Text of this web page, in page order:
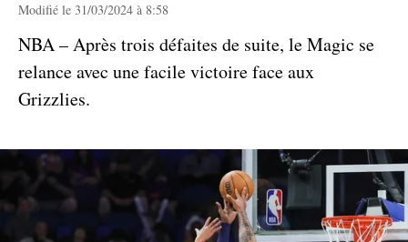
Modifié le 31/03/2024 à 8:58
NBA – Après trois défaites de suite, le Magic se
relance avec une facile victoire face aux
Grizzlies.